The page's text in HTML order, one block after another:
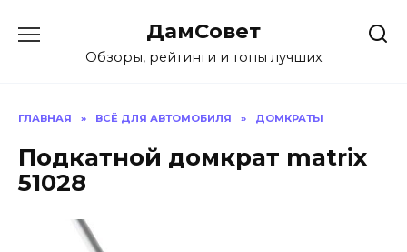
содержанию
ДамСовет
Обзоры, рейтинги и топы лучших
ГЛАВНАЯ » ВСЁ ДЛЯ АВТОМОБИЛЯ » ДОМКРАТЫ
Подкатной домкрат matrix
51028